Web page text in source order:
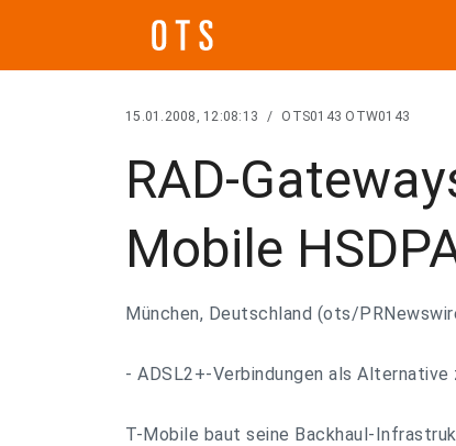
15.01.2008, 12:08:13 / OTS0143 OTW0143
RAD-
Mobile
München, Deutschland (ots/
- ADSL2+-Verbindungen als
T-Mobile baut seine Backhaul-